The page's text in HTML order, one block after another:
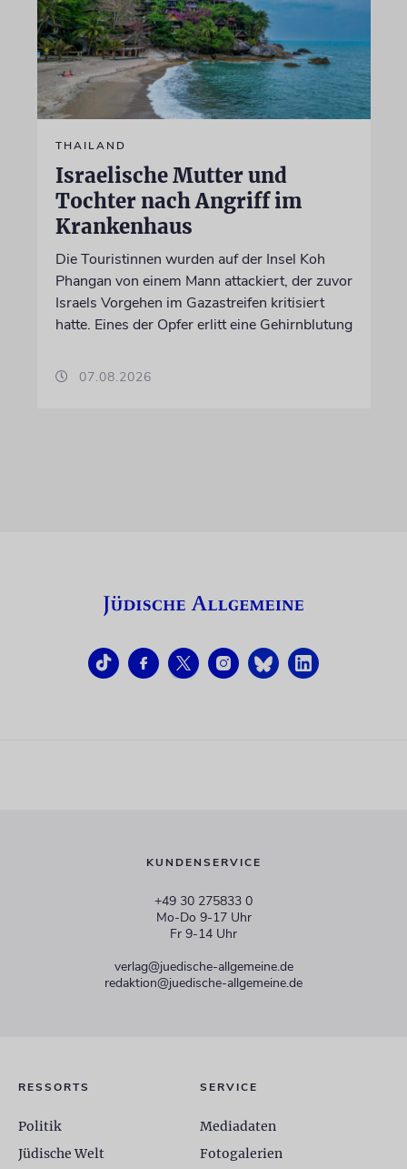
THAILAND
Israelische Mutter und
Tochter nach Angriff im
Krankenhaus
Die Touristinnen wurden auf der Insel Koh
Phangan von einem Mann attackiert, der zuvor
Israels Vorgehen im Gazastreifen kritisiert
hatte. Eines der Opfer erlitt eine Gehirnblutung
07.08.2026
KUNDENSERVICE
+49 30 275833 0
Mo-Do 9-17 Uhr
Fr 9-14 Uhr
verlag@juedische-allgemeine.de
redaktion@juedische-allgemeine.de
RESSORTS
Politik
Jüdische Welt
SERVICE
Mediadaten
Fotogalerien